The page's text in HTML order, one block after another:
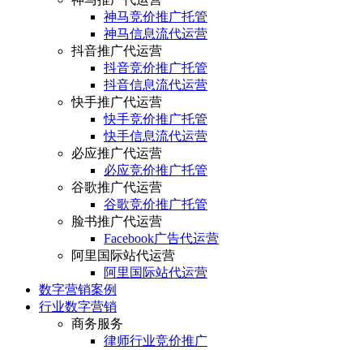
神马竞价推广托管
神马信息流代运营
抖音推广代运营
抖音竞价推广托管
抖音信息流代运营
快手推广代运营
快手竞价推广托管
快手信息流代运营
必应推广代运营
必应竞价推广托管
谷歌推广代运营
谷歌竞价推广托管
脸书推广代运营
Facebook广告代运营
阿里国际站代运营
阿里国际站代运营
数字营销案例
行业数字营销
商务服务
律师行业竞价推广